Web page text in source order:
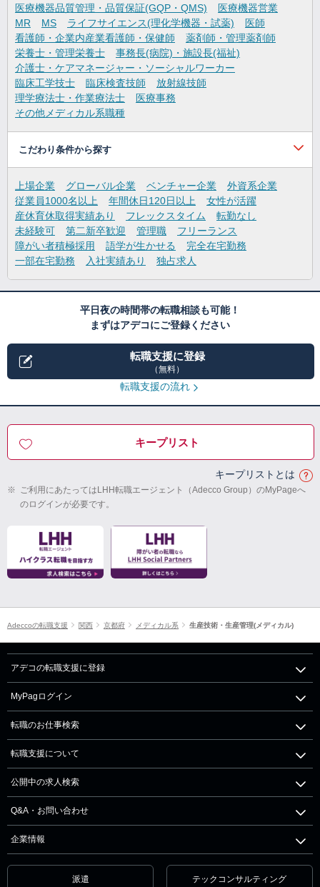
医療機器品質管理・品質保証(GQP・QMS)
医療機器営業
MR
MS ライフサイエンス(理化学機器・試薬)
医師
看護師・企業内産業看護師・保健師
薬剤師・管理薬剤師
栄養士・管理栄養士
事務長(病院)・施設長(福祉)
介護士・ケアマネージャー・ソーシャルワーカー
臨床工学技士
臨床検査技師
放射線技師
理学療法士・作業療法士
医療事務
その他メディカル系職種
こだわり条件から探す
上場企業 グローバル企業 ベンチャー企業
外資系企業
従業員1000名以上
年間休日120日以上
女性が活躍
産休育休取得実績あり
フレックスタイム
転勤なし
未経験可
第二新卒歓迎 管理職
フリーランス
障がい者積極採用
語学が生かせる
完全在宅勤務
一部在宅勤務
入社実績あり 独占求人
平日夜の時間帯の転職相談も可能！
まずはアデコにご登録ください
転職支援に登録
（無料）
転職支援の流れ
キープリスト
キープリストとは
※ ご利用にあたってはLHH転職エージェント（Adecco Group）のMyPageへ
のログインが必要です。
Adeccoの転職支援 関西 京都府 メディカル系 生産技術・生産管理(メディカル)
アデコの転職支援に登録
MyPagログイン
転職のお仕事検索
転職支援について
公開中の求人検索
Q&A・お問い合わせ
企業情報
派遣 テックコンサルティング